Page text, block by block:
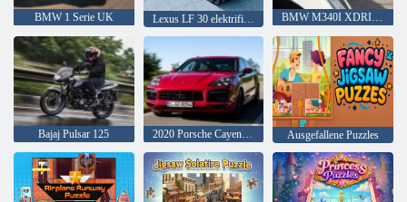
BMW 1 Serie UK Lexus LF 30 elektrifiziert BMW M340I XDRIVE
Bajaj Pulsar 125 2020 Porsche Cayenne GTS Ausgefallene Puzzles